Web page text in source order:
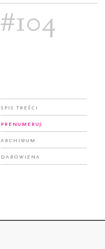
#104
Spis treści
Prenumeruj
Archiwum
Darowizna